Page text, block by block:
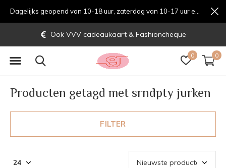
0 0
Ook VVV cadeaukaart & Fashioncheque
Producten getagd met srndpty jurken
FILTER